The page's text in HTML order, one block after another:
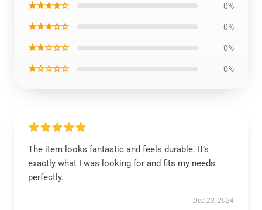
★★★★☆ 0%
★★★☆☆ 0%
★★☆☆☆ 0%
★☆☆☆☆ 0%
The item looks fantastic and feels durable. It’s
exactly what I was looking for and fits my needs
perfectly.
Dec 23, 2024